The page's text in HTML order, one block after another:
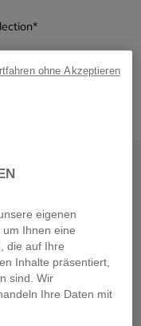
eigenen
Ihnen eine
die auf Ihre
Inhalte präsentiert,
sind. Wir
Ihre Daten mit
ohne Akzeptieren